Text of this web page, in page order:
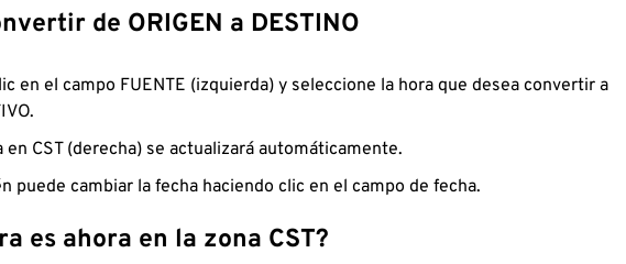
de ORIGEN a DESTINO
en el campo FUENTE (izquierda) y seleccione la hora que desea convertir a
en CST (derecha) se actualizará automáticamente.
puede cambiar la fecha haciendo clic en el campo de fecha.
es ahora en la zona CST?